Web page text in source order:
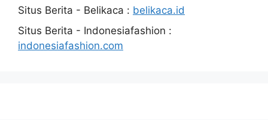
Situs Berita - Belikaca : belikaca.id
Situs Berita - Indonesiafashion :
indonesiafashion.com